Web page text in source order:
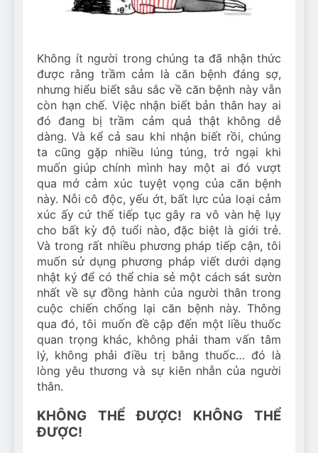
Can Bulldogs Play Fetch?
How Often Do I Need to
Groom My Bulldog
7 Năm Ago
Không ít người trong chúng ta đã nhận thức
được rằng trầm cảm là căn bệnh đáng sợ,
nhưng hiểu biết sâu sắc về căn bệnh này vẫn
còn hạn chế. Việc nhận biết bản thân hay ai
đó đang bị trầm cảm quả thật không dễ
dàng. Và kể cả sau khi nhận biết rồi, chúng
ta cũng gặp nhiều lúng túng, trở ngại khi
muốn giúp chính mình hay một ai đó vượt
qua mớ cảm xúc tuyệt vọng của căn bệnh
này. Nỗi cô độc, yếu ớt, bất lực của loại cảm
xúc ấy cứ thế tiếp tục gây ra vô vàn hệ lụy
cho bất kỳ độ tuổi nào, đặc biệt là giới trẻ.
Và trong rất nhiều phương pháp tiếp cận, tôi
muốn sử dụng phương pháp viết dưới dạng
nhật ký để có thể chia sẻ một cách sát sườn
nhất về sự đồng hành của người thân trong
cuộc chiến chống lại căn bệnh này. Thông
qua đó, tôi muốn đề cập đến một liều thuốc
quan trọng khác, không phải tham vấn tâm
lý, không phải điều trị bằng thuốc… đó là
lòng yêu thương và sự kiên nhẫn của người
thân.
KHÔNG THỂ ĐƯỢC! KHÔNG THỂ
ĐƯỢC!